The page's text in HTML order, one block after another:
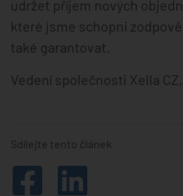
udržet příjem nových
které jsme schopni
také garantovat.
Vedení společnosti Xella
Sdílejte tento článek